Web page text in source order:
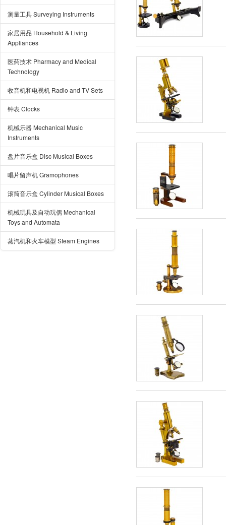
测量工具 Surveying Instruments
家居用品 Household & Living
Appliances
医药技术 Pharmacy and Medical
Technology
收音机和电视机 Radio and TV Sets
钟表 Clocks
机械乐器 Mechanical Music
Instruments
盘片音乐盒 Disc Musical Boxes
唱片留声机 Gramophones
滚筒音乐盒 Cylinder Musical Boxes
机械玩具及自动玩偶 Mechanical
Toys and Automata
蒸汽机和火车模型 Steam Engines